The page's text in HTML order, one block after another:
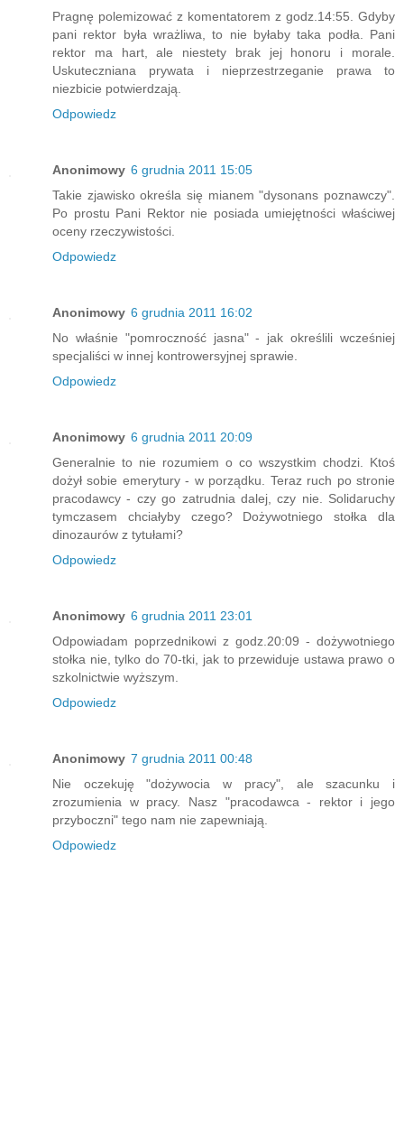
Pragnę polemizować z komentatorem z godz.14:55. Gdyby
pani rektor była wrażliwa, to nie byłaby taka podła. Pani
rektor ma hart, ale niestety brak jej honoru i morale.
Uskuteczniana prywata i nieprzestrzeganie prawa to
niezbicie potwierdzają.
Odpowiedz
Anonimowy 6 grudnia 2011 15:05
Takie zjawisko określa się mianem "dysonans poznawczy".
Po prostu Pani Rektor nie posiada umiejętności właściwej
oceny rzeczywistości.
Odpowiedz
Anonimowy 6 grudnia 2011 16:02
No właśnie "pomroczność jasna" - jak określili wcześniej
specjaliści w innej kontrowersyjnej sprawie.
Odpowiedz
Anonimowy 6 grudnia 2011 20:09
Generalnie to nie rozumiem o co wszystkim chodzi. Ktoś
dożył sobie emerytury - w porządku. Teraz ruch po stronie
pracodawcy - czy go zatrudnia dalej, czy nie. Solidaruchy
tymczasem chciałyby czego? Dożywotniego stołka dla
dinozaurów z tytułami?
Odpowiedz
Anonimowy 6 grudnia 2011 23:01
Odpowiadam poprzednikowi z godz.20:09 - dożywotniego
stołka nie, tylko do 70-tki, jak to przewiduje ustawa prawo o
szkolnictwie wyższym.
Odpowiedz
Anonimowy 7 grudnia 2011 00:48
Nie oczekuję "dożywocia w pracy", ale szacunku i
zrozumienia w pracy. Nasz "pracodawca - rektor i jego
przyboczni" tego nam nie zapewniają.
Odpowiedz